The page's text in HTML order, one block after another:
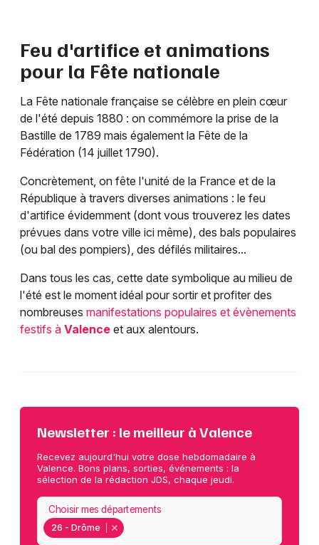
Feu d'artifice et animations
pour la Fête nationale
La Fête nationale française se célèbre en plein cœur
de l'été depuis 1880 : on commémore la prise de la
Bastille de 1789 mais également la Fête de la
Fédération (14 juillet 1790).
Concrètement, on fête l'unité de la France et de la
République à travers diverses animations : le feu
d'artifice évidemment (dont vous trouverez les dates
prévues dans votre ville ici même), des bals populaires
(ou bal des pompiers), des défilés militaires...
Dans tous les cas, cette date symbolique au milieu de
l'été est le moment idéal pour sortir et profiter des
nombreuses manifestations populaires et évènements
festifs à Valence et aux alentours.
Newsletter : le meilleur à Valence
Recevez aujourd'hui votre dose hebdomadaire à
Valence. Bons plans, sorties, événements : la
sélection de la rédaction JDS, chaque jeudi.
26 - Drôme
Choisir mes départements